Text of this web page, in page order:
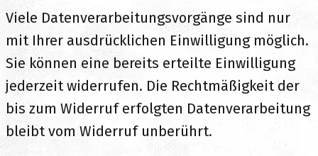
Viele Datenverarbeitungsvorgänge sind nur
mit Ihrer ausdrücklichen Einwilligung möglich.
Sie können eine bereits erteilte Einwilligung
jederzeit widerrufen. Die Rechtmäßigkeit der
bis zum Widerruf erfolgten Datenverarbeitung
bleibt vom Widerruf unberührt.